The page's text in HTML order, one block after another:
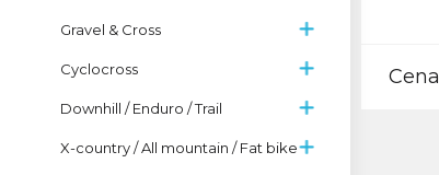
Gravel & Cross
Cyclocross
Downhill / Enduro / Trail
X-country / All mountain / Fat bike
Cena